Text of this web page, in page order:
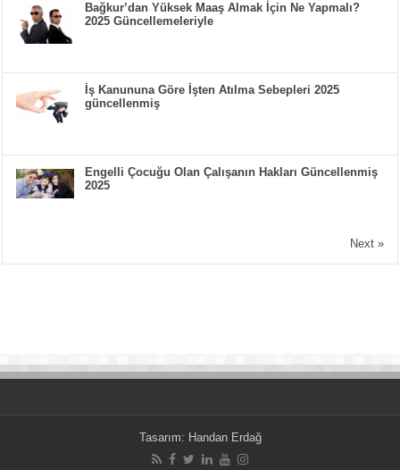
Bağkur’dan Yüksek Maaş Almak İçin Ne Yapmalı?
2025 Güncellemeleriyle
İş Kanununa Göre İşten Atılma Sebepleri 2025
güncellenmiş
Engelli Çocuğu Olan Çalışanın Hakları Güncellenmiş
2025
Next »
Tasarım: Handan Erdağ